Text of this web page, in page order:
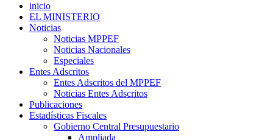
inicio
EL MINISTERIO
Noticias
Noticias MPPEF
Noticias Nacionales
Especiales
Entes Adscritos
Entes Adscritos del MPPEF
Noticias Entes Adscritos
Publicaciones
Estadísticas Fiscales
Gobierno Central Presupuestario
Ampliada